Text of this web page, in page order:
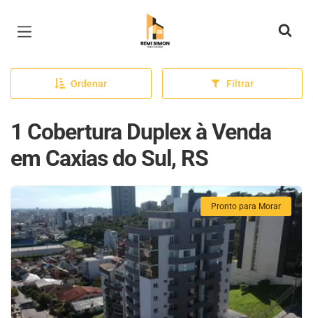
Página inicial
Ordenar Filtrar
1 Cobertura Duplex à Venda
em Caxias do Sul, RS
Pronto para Morar